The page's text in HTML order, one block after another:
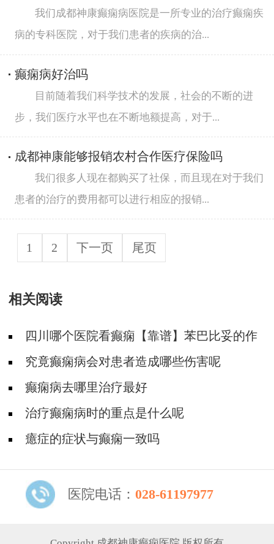
我们成都神康癫痫病医院是一所专业的治疗癫痫疾
病的专科医院，对于我们患者的疾病的治...
癫痫病好治吗
目前随着我们科学技术的发展，社会的不断的进
步，我们医疗水平也在不断地额提高，对于...
成都神康能够报销农村合作医疗保险吗
我们很多人现在都购买了社保，而且现在对于我们
患者的治疗的费用都可以进行相应的报销...
1 2 下一页 尾页
相关阅读
四川哪个医院看癫痫【靠谱】苯巴比妥的作
用和危害有哪些
究竟癫痫病会对患者造成哪些伤害呢
癫痫病去哪里治疗最好
治疗癫痫病时的重点是什么呢
癔症的症状与癫痫一致吗
医院电话： 028-61197977